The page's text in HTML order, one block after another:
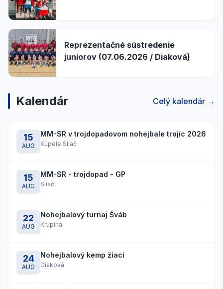
Reprezentačné sústredenie
juniorov (07.06.2026 / Diaková)
Kalendár Celý kalendár →
15
AUG
MM-SR v trojdopadovom nohejbale trojíc 2026
Kúpele Sliač
15
AUG
MM-SR - trojdopad - GP
Sliač
22
AUG
Nohejbalový turnaj Šváb
Krupina
24
AUG
Nohejbalový kemp žiaci
Diaková